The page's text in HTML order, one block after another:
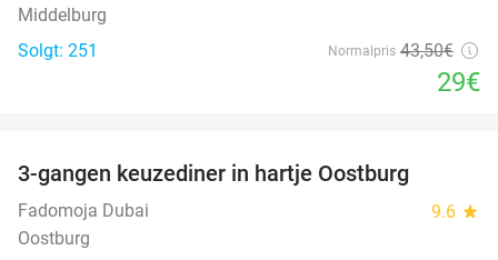
Middelburg
Solgt: 251
Normalpris 43,50€
29€
3-gangen keuzediner in hartje Oostburg
Fadomoja Dubai 9.6 star
Oostburg